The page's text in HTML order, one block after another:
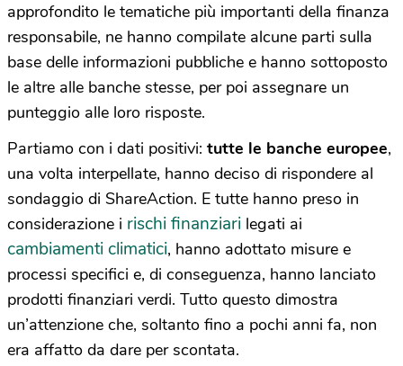
approfondito le tematiche più importanti della finanza
responsabile, ne hanno compilate alcune parti sulla
base delle informazioni pubbliche e hanno sottoposto
le altre alle banche stesse, per poi assegnare un
punteggio alle loro risposte.
Partiamo con i dati positivi: tutte le banche europee,
una volta interpellate, hanno deciso di rispondere al
sondaggio di ShareAction. E tutte hanno preso in
considerazione i rischi finanziari legati ai
cambiamenti climatici, hanno adottato misure e
processi specifici e, di conseguenza, hanno lanciato
prodotti finanziari verdi. Tutto questo dimostra
un’attenzione che, soltanto fino a pochi anni fa, non
era affatto da dare per scontata.